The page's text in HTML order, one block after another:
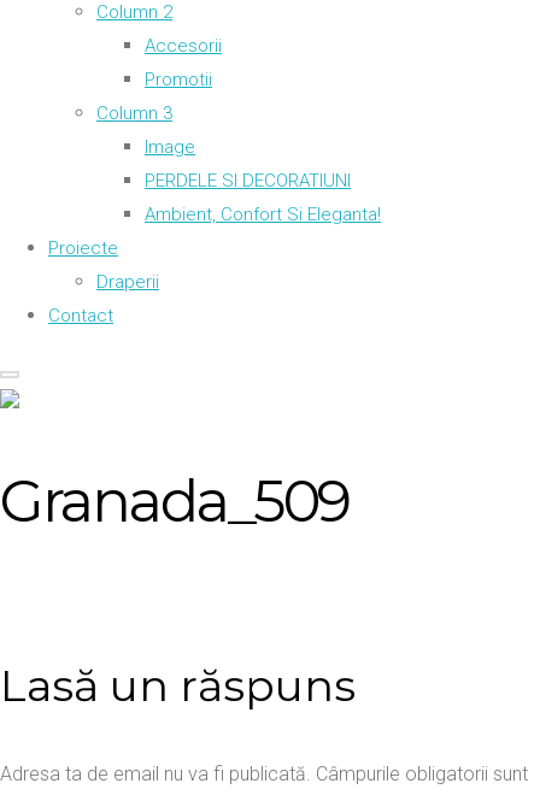
Column 2
Accesorii
Promotii
Column 3
Image
PERDELE SI DECORATIUNI
Ambient, Confort Si Eleganta!
Proiecte
Draperii
Contact
Granada_509
Lasă un răspuns
Adresa ta de email nu va fi publicată. Câmpurile obligatorii sunt